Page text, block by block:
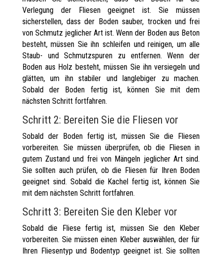
Verlegung der Fliesen geeignet ist. Sie müssen
sicherstellen, dass der Boden sauber, trocken und frei
von Schmutz jeglicher Art ist. Wenn der Boden aus Beton
besteht, müssen Sie ihn schleifen und reinigen, um alle
Staub- und Schmutzspuren zu entfernen. Wenn der
Boden aus Holz besteht, müssen Sie ihn versiegeln und
glätten, um ihn stabiler und langlebiger zu machen.
Sobald der Boden fertig ist, können Sie mit dem
nächsten Schritt fortfahren.
Schritt 2: Bereiten Sie die Fliesen vor
Sobald der Boden fertig ist, müssen Sie die Fliesen
vorbereiten. Sie müssen überprüfen, ob die Fliesen in
gutem Zustand und frei von Mängeln jeglicher Art sind.
Sie sollten auch prüfen, ob die Fliesen für Ihren Boden
geeignet sind. Sobald die Kachel fertig ist, können Sie
mit dem nächsten Schritt fortfahren.
Schritt 3: Bereiten Sie den Kleber vor
Sobald die Fliese fertig ist, müssen Sie den Kleber
vorbereiten. Sie müssen einen Kleber auswählen, der für
Ihren Fliesentyp und Bodentyp geeignet ist. Sie sollten